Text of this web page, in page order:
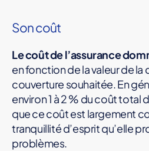
Son coût
Le coût de l’assurance
en fonction de la valeur de
couverture souhaitée. En
environ 1 à 2 % du coût total
que ce coût est largement
tranquillité d’esprit qu’elle
problèmes.